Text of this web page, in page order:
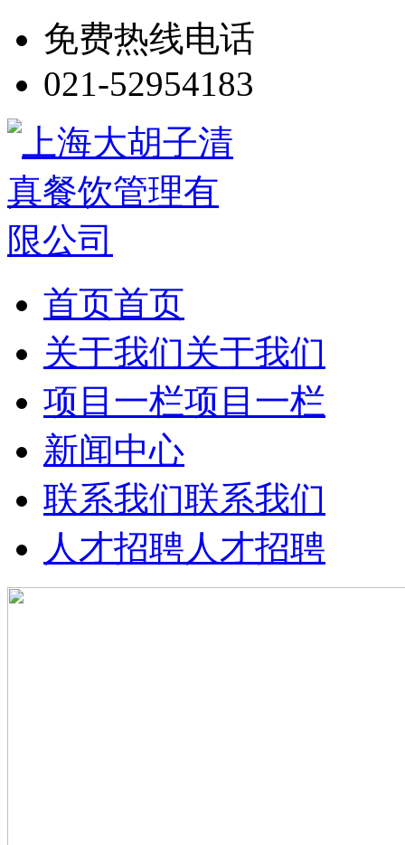
免费热线电话
021-52954183
首页首页
关于我们关于我们
项目一栏项目一栏
新闻中心
联系我们联系我们
人才招聘人才招聘